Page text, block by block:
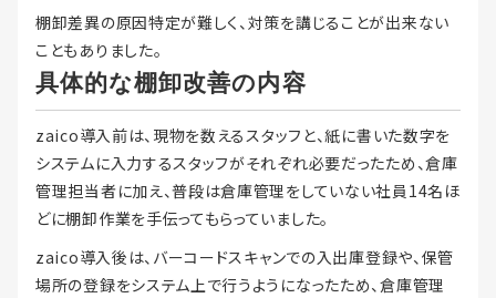
棚卸差異の原因特定が難しく、対策を講じることが出来ない
こともありました。
具体的な棚卸改善の内容
zaico導入前は、現物を数えるスタッフと、紙に書いた数字を
システムに入力するスタッフがそれぞれ必要だったため、倉庫
管理担当者に加え、普段は倉庫管理をしていない社員14名ほ
どに棚卸作業を手伝ってもらっていました。
zaico導入後は、バーコードスキャンでの入出庫登録や、保管
場所の登録をシステム上で行うようになったため、倉庫管理